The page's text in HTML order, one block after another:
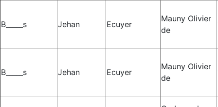
B_____s Jehan Ecuyer
Mauny Olivier
de
B_____s Jehan Ecuyer
Mauny Olivier
de